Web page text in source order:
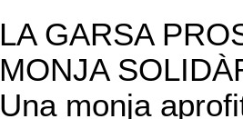
LA GARSA
MONJA
Una monja